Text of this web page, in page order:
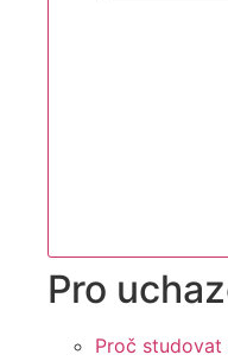
Pro
Proč studovat